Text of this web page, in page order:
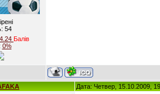
54
4.24 Балiв
0%
Дата: Четвер, 15.10.2009,